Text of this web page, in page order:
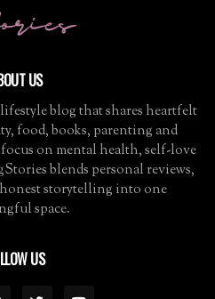
US
lifestyle blog that shares heartfelt
food, books, parenting and
on mental health, self-love
blends personal reviews,
storytelling into one
space.
US